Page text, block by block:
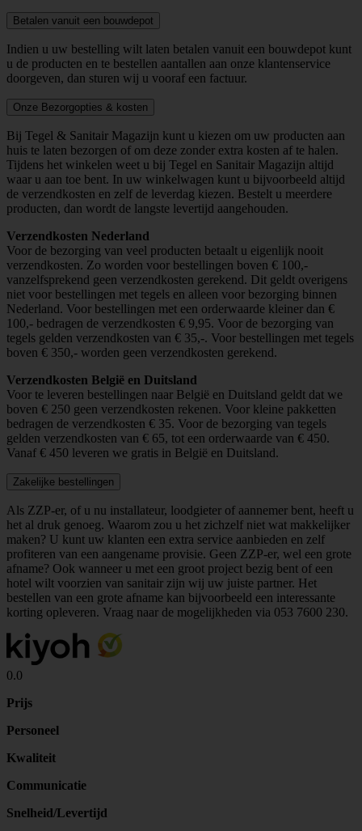
Betalen vanuit een bouwdepot
Indien u uw bestelling wilt laten betalen vanuit een bouwdepot kunt
u de producten en te bestellen aantallen aan onze klantenservice
doorgeven, dan sturen wij u vooraf een factuur.
Onze Bezorgopties & kosten
Bij Tegel & Sanitair Magazijn kunt u kiezen om uw producten aan
huis te laten bezorgen of om deze zonder extra kosten af te halen.
Tijdens het winkelen weet u bij Tegel en Sanitair Magazijn altijd
waar u aan toe bent. In uw winkelwagen kunt u bijvoorbeeld altijd
de verzendkosten en zelf de leverdag kiezen. Bestelt u meerdere
producten, dan wordt de langste levertijd aangehouden.
Verzendkosten Nederland
Voor de bezorging van veel producten betaalt u eigenlijk nooit
verzendkosten. Zo worden voor bestellingen boven € 100,-
vanzelfsprekend geen verzendkosten gerekend. Dit geldt overigens
niet voor bestellingen met tegels en alleen voor bezorging binnen
Nederland. Voor bestellingen met een orderwaarde kleiner dan €
100,- bedragen de verzendkosten € 9,95. Voor de bezorging van
tegels gelden verzendkosten van € 35,-. Voor bestellingen met tegels
boven € 350,- worden geen verzendkosten gerekend.
Verzendkosten België en Duitsland
Voor te leveren bestellingen naar België en Duitsland geldt dat we
boven € 250 geen verzendkosten rekenen. Voor kleine pakketten
bedragen de verzendkosten € 35. Voor de bezorging van tegels
gelden verzendkosten van € 65, tot een orderwaarde van € 450.
Vanaf € 450 leveren we gratis in België en Duitsland.
Zakelijke bestellingen
Als ZZP-er, of u nu installateur, loodgieter of aannemer bent, heeft u
het al druk genoeg. Waarom zou u het zichzelf niet wat makkelijker
maken? U kunt uw klanten een extra service aanbieden en zelf
profiteren van een aangename provisie. Geen ZZP-er, wel een grote
afname? Ook wanneer u met een groot project bezig bent of een
hotel wilt voorzien van sanitair zijn wij uw juiste partner. Het
bestellen van een grote afname kan bijvoorbeeld een interessante
korting opleveren. Vraag naar de mogelijkheden via 053 7600 230.
0.0
Prijs
Personeel
Kwaliteit
Communicatie
Snelheid/Levertijd